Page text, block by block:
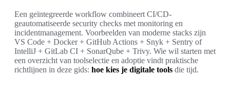
Een geïntegreerde workflow combineert CI/CD-
geautomatiseerde security checks met monitoring en
incidentmanagement. Voorbeelden van moderne stacks zijn
VS Code + Docker + GitHub Actions + Snyk + Sentry of
IntelliJ + GitLab CI + SonarQube + Trivy. Wie wil starten met
een overzicht van toolselectie en adoptie vindt praktische
richtlijnen in deze gids: hoe kies je digitale tools die tijd.